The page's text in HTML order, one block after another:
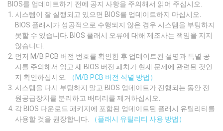
BIOS를 업데이트하기 전에 공지 사항을 주의해서 읽어 주십시오.
시스템이 잘 실행되고 있으면 BIOS를 업데이트하지 마십시오.
BIOS 플래시가 성공적으로 수행되지 않은 경우 시스템을 부팅하지
못할 수 있습니다. BIOS 플래시 오류에 대해 제조사는 책임을 지지
않습니다.
먼저 M/B PCB 버전 번호를 확인한 후 업데이트된 설명과 특별 공
지를 주의해서 읽고 새 BIOS 버전 패치가 현재 문제에 관련된 것인
지 확인하십시오.
（M/B PCB 버전 식별 방법）
시스템을 다시 부팅하지 말고 BIOS 업데이트가 진행되는 동안 전
원공급장치를 분리하고 배터리를 제거하십시오.
각 BIOS 다운로드 패키지에 포함된 업데이트된 플래시 유틸리티를
사용할 것을 권장합니다.
（플래시 유틸리티 사용 방법）